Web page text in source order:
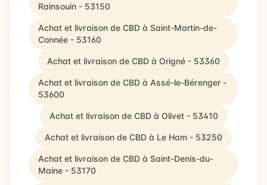
Rainsouin - 53150
Achat et livraison de CBD à Saint-Martin-de-
Connée - 53160
Achat et livraison de CBD à Origné - 53360
Achat et livraison de CBD à Assé-le-Bérenger -
53600
Achat et livraison de CBD à Olivet - 53410
Achat et livraison de CBD à Le Ham - 53250
Achat et livraison de CBD à Saint-Denis-du-
Maine - 53170